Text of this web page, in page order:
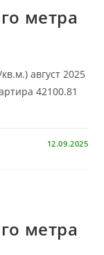
метра
август 2025
42100.81
12.09.2025
метра